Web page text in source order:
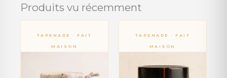
Produits vu récemment